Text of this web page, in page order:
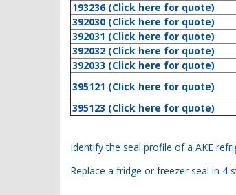
193236 (Click here for quote)
392030 (Click here for quote)
392031 (Click here for quote)
392032 (Click here for quote)
392033 (Click here for quote)
395121 (Click here for quote)
395123 (Click here for quote)
Identify the seal profile of a AKE
Replace a fridge or freezer seal in 4